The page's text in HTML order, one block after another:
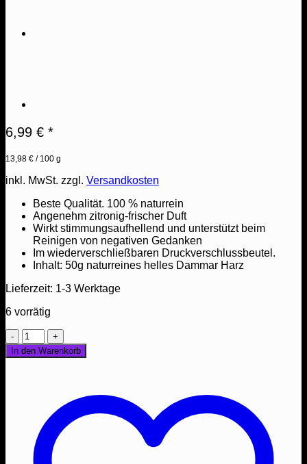
6,99 € *
13,98 € / 100 g
inkl. MwSt. zzgl. Versandkosten
Beste Qualität. 100 % naturrein
Angenehm zitronig-frischer Duft
Wirkt stimmungsaufhellend und unterstützt beim
Reinigen von negativen Gedanken
Im wiederverschließbaren Druckverschlussbeutel.
Inhalt: 50g naturreines helles Dammar Harz
Lieferzeit: 1-3 Werktage
6 vorrätig
Dammar
Harz
50g
wiesneri)
100%
naturrein
Menge
In den Warenkorb